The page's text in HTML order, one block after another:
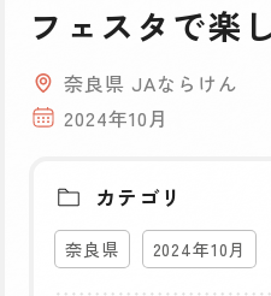
フェスタで楽
奈良県 JAならけん
2024年10月
カテゴリ
奈良県 2024年10月